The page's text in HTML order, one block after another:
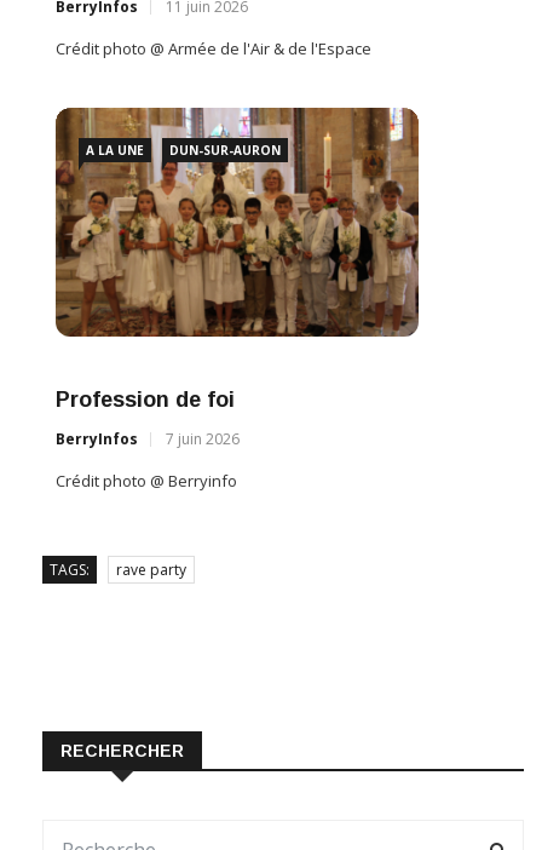
CANADA
BerryInfos 16 juin 2026
A LA UNE AVORD
Succès et émotions au spectacle de
VITAFORM
BerryInfos 16 juin 2026
Crédit photo @ Berryinfo
TAGS: rave party
RECHERCHER